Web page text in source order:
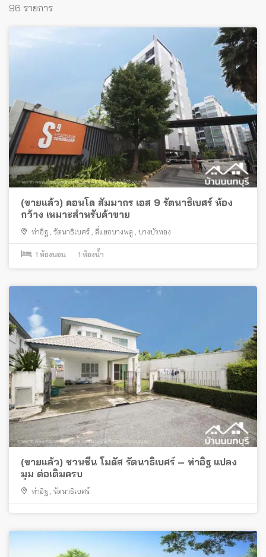
96 รายการ
(ขายแล้ว) คอนโด สัมมากร เอส 9 รัตนาธิเบศร์ ห้อง
กว้าง เหมาะสำหรับค้าขาย
ท่าอิฐ , รัตนาธิเบศร์ , สี่แยกบางพลู , บางบัวทอง
1 ห้องนอน 1 ห้องน้ำ
(ขายแล้ว) ชวนชื่น โมดัส รัตนาธิเบศร์ – ท่าอิฐ แปลง
มุม ต่อเติมครบ
ท่าอิฐ , รัตนาธิเบศร์